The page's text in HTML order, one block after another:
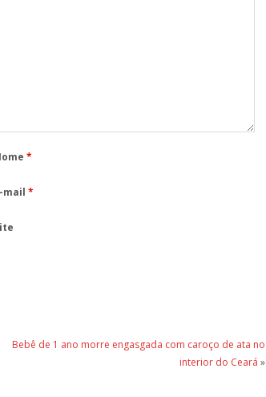
*
mail*
Bebê de 1 ano morre engasgada com caroço de ata no
interior do Ceará »